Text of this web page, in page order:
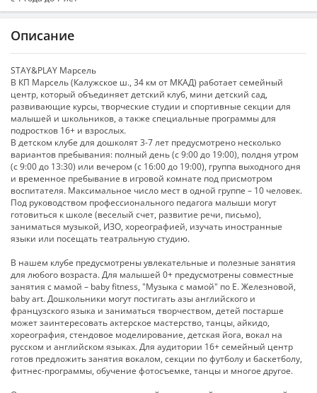
Описание
STAY&PLAY Марсель
В КП Марсель (Калужское ш., 34 км от МКАД) работает семейный
центр, который объединяет детский клуб, мини детский сад,
развивающие курсы, творческие студии и спортивные секции для
малышей и школьников, а также специальные программы для
подростков 16+ и взрослых.
В детском клубе для дошколят 3-7 лет предусмотрено несколько
вариантов пребывания: полный день (с 9:00 до 19:00), полдня утром
(с 9:00 до 13:30) или вечером (с 16:00 до 19:00), группа выходного дня
и временное пребывание в игровой комнате под присмотром
воспитателя. Максимальное число мест в одной группе – 10 человек.
Под руководством профессионального педагога малыши могут
готовиться к школе (веселый счет, развитие речи, письмо),
заниматься музыкой, ИЗО, хореографией, изучать иностранные
языки или посещать театральную студию.
В нашем клубе предусмотрены увлекательные и полезные занятия
для любого возраста. Для малышей 0+ предусмотрены совместные
занятия с мамой – baby fitness, "Музыка с мамой" по Е. Железновой,
baby art. Дошкольники могут постигать азы английского и
французского языка и заниматься творчеством, детей постарше
может заинтересовать актерское мастерство, танцы, айкидо,
хореография, стендовое моделирование, детская йога, вокал на
русском и английском языках. Для аудитории 16+ семейный центр
готов предложить занятия вокалом, секции по футболу и баскетболу,
фитнес-программы, обучение фотосъемке, танцы и многое другое.